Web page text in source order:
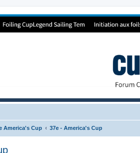
Europe
America's Cup 37e - America's Cup